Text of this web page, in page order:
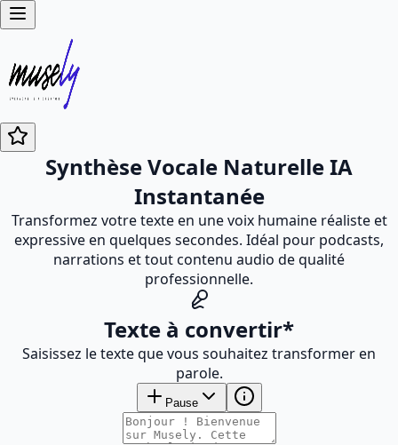
Synthèse Vocale Naturelle IA
Instantanée
Transformez votre texte en une voix humaine réaliste et
expressive en quelques secondes. Idéal pour podcasts,
narrations et tout contenu audio de qualité
professionnelle.
Texte à convertir*
Saisissez le texte que vous souhaitez transformer en
parole.
Pause